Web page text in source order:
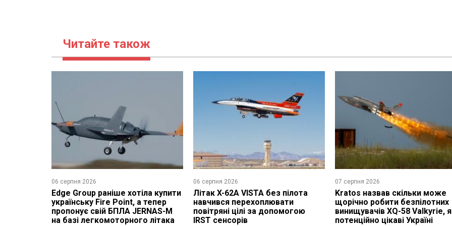
Читайте також
06 серпня 2026
Edge Group раніше хотіла купити
українську Fire Point, а тепер
пропонує свій БПЛА JERNAS-M
на базі легкомоторного літака
06 серпня 2026
Літак X-62A VISTA без пілота
навчився перехоплювати
повітряні цілі за допомогою
IRST сенсорів
07 серпня 2026
Kratos назвав скільки може
щорічно робити безпілотних
винищувачів XQ-58 Valkyrie,
потенційно цікаві Україні